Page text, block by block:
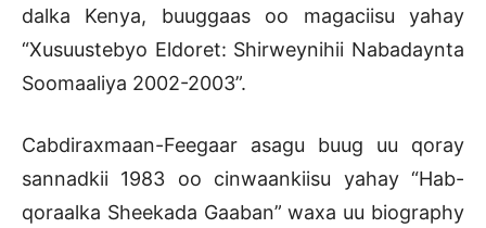
dalka Kenya, buuggaas oo magaciisu yahay
“Xusuustebyo Eldoret: Shirweynihii Nabadaynta
Soomaaliya 2002-2003”.
Cabdiraxmaan-Feegaar asagu buug uu qoray
sannadkii 1983 oo cinwaankiisu yahay “Hab-
qoraalka Sheekada Gaaban” waxa uu biography